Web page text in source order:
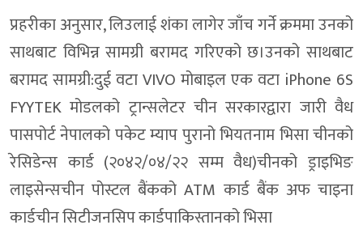
प्रहरीका अनुसार, लिउलाई शंका लागेर जाँच गर्ने क्रममा उनको
साथबाट विभिन्न सामग्री बरामद गरिएको छ।उनको साथबाट
बरामद सामग्री:दुई वटा VIVO मोबाइल एक वटा iPhone 6S
FYYTEK मोडलको ट्रान्सलेटर चीन सरकारद्वारा जारी वैध
पासपोर्ट नेपालको पकेट म्याप पुरानो भियतनाम भिसा चीनको
रेसिडेन्स कार्ड (२०४२/०४/२२ सम्म वैध)चीनको ड्राइभिङ
लाइसेन्सचीन पोस्टल बैंकको ATM कार्ड बैंक अफ चाइना
कार्डचीन सिटीजनसिप कार्डपाकिस्तानको भिसा